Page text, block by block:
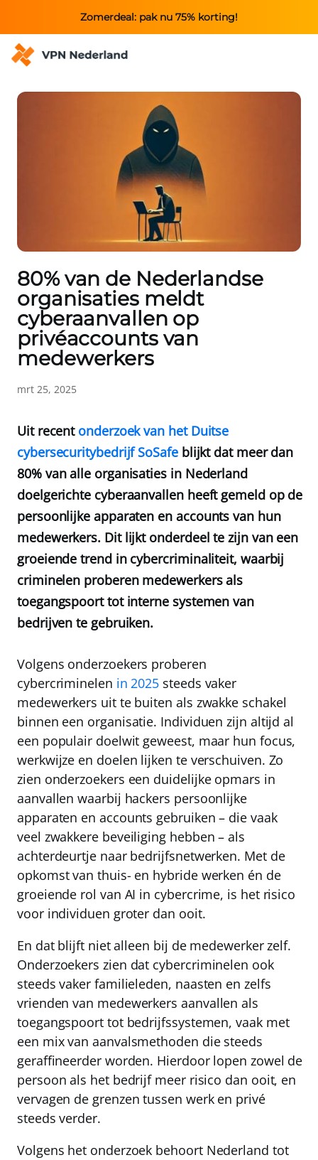
Zomerdeal: pak nu 75% korting!
80% van de Nederlandse
organisaties meldt
cyberaanvallen op
privéaccounts van
medewerkers
mrt 25, 2025
Uit recent onderzoek van het Duitse
cybersecuritybedrijf SoSafeblijkt dat meer dan
80% van alle organisaties in Nederland
doelgerichte cyberaanvallen heeft gemeld op de
persoonlijke apparaten en accounts van hun
medewerkers. Dit lijkt onderdeel te zijn van een
groeiende trend in cybercriminaliteit, waarbij
criminelen proberen medewerkers als
toegangspoort tot interne systemen van
bedrijven te gebruiken.
Volgens onderzoekers proberen
cybercriminelen in 2025 steeds vaker
medewerkers uit te buiten als zwakke schakel
binnen een organisatie. Individuen zijn altijd al
een populair doelwit geweest, maar hun focus,
werkwijze en doelen lijken te verschuiven. Zo
zien onderzoekers een duidelijke opmars in
aanvallen waarbij hackers persoonlijke
apparaten en accounts gebruiken – die vaak
veel zwakkere beveiliging hebben – als
achterdeurtje naar bedrijfsnetwerken. Met de
opkomst van thuis- en hybride werken én de
groeiende rol van AI in cybercrime, is het risico
voor individuen groter dan ooit.
En dat blijft niet alleen bij de medewerker zelf.
Onderzoekers zien dat cybercriminelen ook
steeds vaker familieleden, naasten en zelfs
vrienden van medewerkers aanvallen als
toegangspoort tot bedrijfssystemen, vaak met
een mix van aanvalsmethoden die steeds
geraffineerder worden. Hierdoor lopen zowel de
persoon als het bedrijf meer risico dan ooit, en
vervagen de grenzen tussen werk en privé
steeds verder.
Volgens het onderzoek behoort Nederland tot